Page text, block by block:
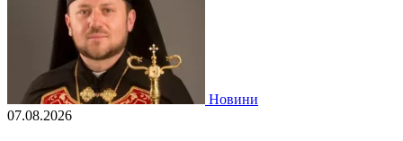
Новини
07.08.2026